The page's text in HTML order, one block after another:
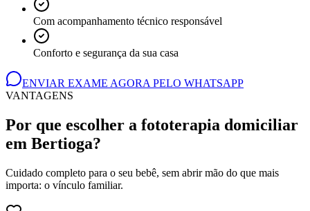
Com acompanhamento técnico responsável
Conforto e segurança da sua casa
ENVIAR EXAME AGORA PELO WHATSAPP
VANTAGENS
Por que escolher a fototerapia domiciliar
em Bertioga?
Cuidado completo para o seu bebê, sem abrir mão do que mais
importa: o vínculo familiar.